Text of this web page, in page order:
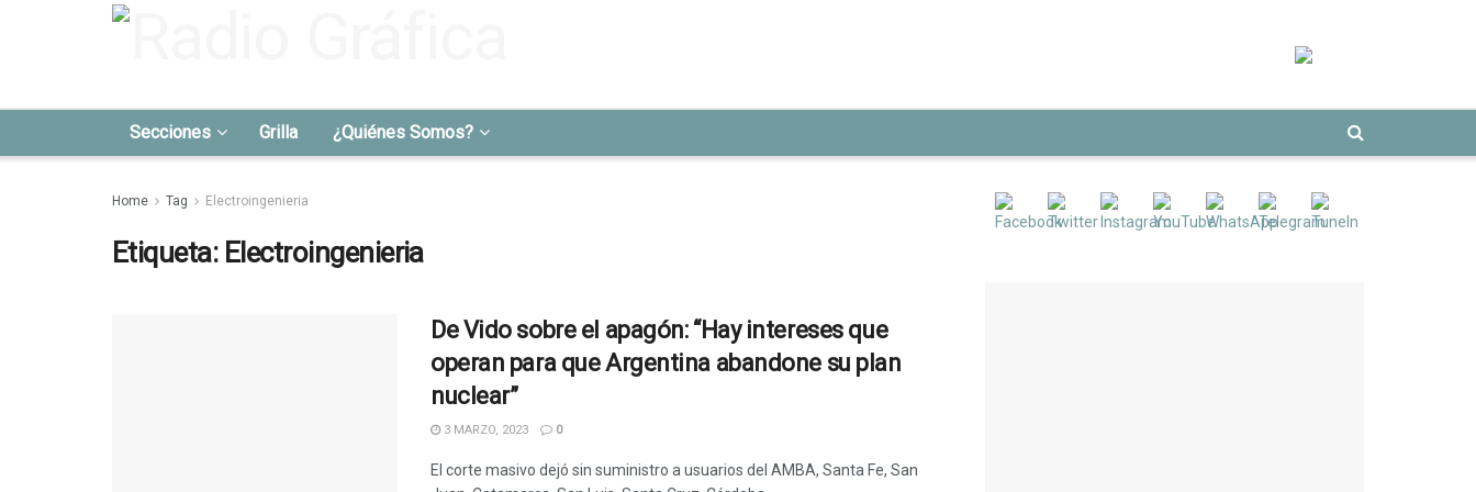
Secciones Grilla ¿Quiénes Somos?
Home Tag Electroingenieria
Etiqueta: Electroingenieria
De Vido sobre el apagón: “Hay intereses que
operan para que Argentina abandone su plan
nuclear”
3 MARZO, 2023 0
El corte masivo dejó sin suministro a usuarios del AMBA, Santa Fe, San